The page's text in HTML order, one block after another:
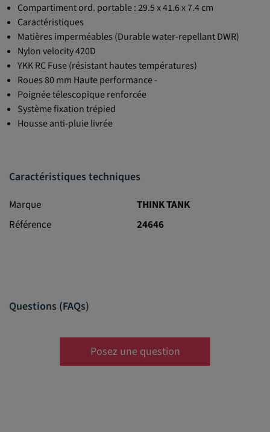
Compartiment ord. portable : 29.5 x 41.6 x 7.4 cm
Caractéristiques
Matières imperméables (Durable water-repellant DWR)
Nylon velocity 420D
YKK RC Fuse (résistant hautes températures)
Roues 80 mm Haute performance -
Poignée télescopique renforcée
Système fixation trépied
Housse anti-pluie livrée
Caractéristiques techniques
Marque
THINK TANK
Référence
24646
Questions (FAQs)
Posez une question